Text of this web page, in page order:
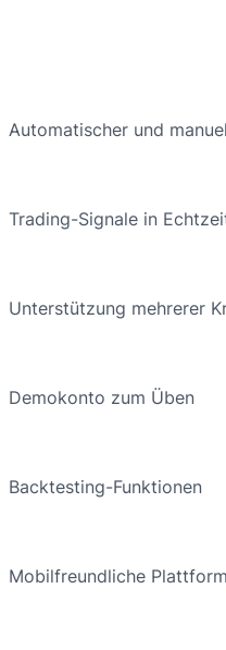
Automatischer und
Trading-Signale in
Unterstützung mehrerer
Demokonto zum Üben
Backtesting-Funktionen
Mobilfreundliche Plattform